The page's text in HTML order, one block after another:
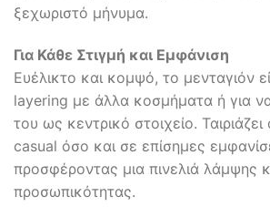
ξεχωριστό μήνυμα.
Για Κάθε Στιγμή και Εμφάνιση
Ευέλικτο και κομψό, το μενταγιόν
layering με άλλα κοσμήματα ή για
του ως κεντρικό στοιχείο.
casual όσο και σε επίσημες
προσφέροντας μια πινελιά λάμψης
προσωπικότητας.